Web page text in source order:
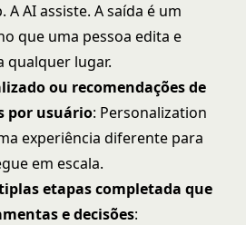
AI assiste. A saída é um
que uma pessoa edita e
qualquer lugar.
ou recomendações de
por usuário: Personalization
experiência diferente para
em escala.
etapas completada que
e decisões: